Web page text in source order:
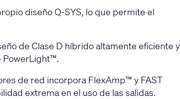
diseño Q-SYS, lo que permite el
de Clase D híbrido altamente eficiente y
PowerLight™.
de red incorpora FlexAmp™ y FAST
extrema en el uso de las salidas.